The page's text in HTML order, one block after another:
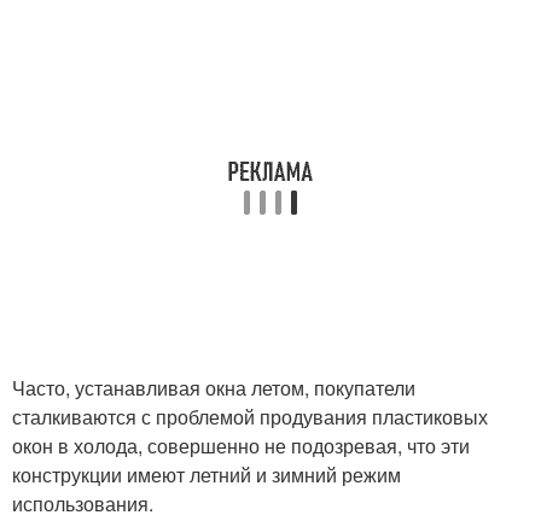
Часто, устанавливая окна летом, покупатели
сталкиваются с проблемой продувания пластиковых
окон в холода, совершенно не подозревая, что эти
конструкции имеют летний и зимний режим
использования.